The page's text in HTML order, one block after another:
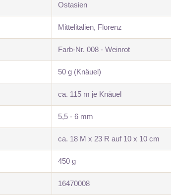
Ostasien
Mittelitalien, Florenz
Farb-Nr. 008 - Weinrot
50 g (Knäuel)
ca. 115 m je Knäuel
5,5 - 6 mm
ca. 18 M x 23 R auf 10 x 10 cm
450 g
16470008